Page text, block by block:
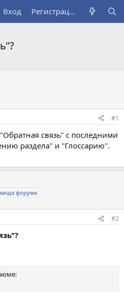
Вход Регистрация
#1
связь" с последними
раздела" и "Глоссарию".
форума
#2